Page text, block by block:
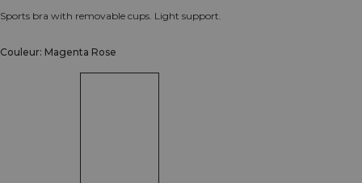
Sports bra with removable cups. Light support.
Couleur: Magenta Rose